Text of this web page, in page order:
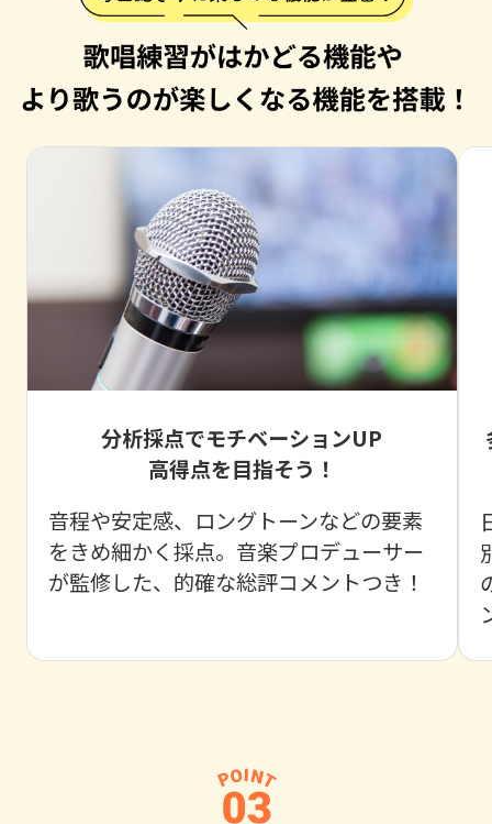
分析採点でモチベーションUP
高得点を目指そう！
音程や安定感、ロングトーンなどの要素
をきめ細かく採点。音楽プロデューサー
が監修した、的確な総評コメントつき！